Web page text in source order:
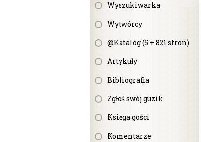
Wyszukiwarka
Wytwórcy
@Katalog (5 + 821 stron)
Artykuły
Bibliografia
Zgłoś swój guzik
Księga gości
Komentarze